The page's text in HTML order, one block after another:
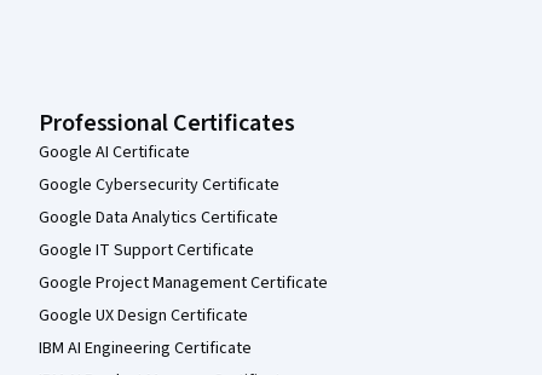
Professional Certificates
Google AI Certificate
Google Cybersecurity Certificate
Google Data Analytics Certificate
Google IT Support Certificate
Google Project Management Certificate
Google UX Design Certificate
IBM AI Engineering Certificate